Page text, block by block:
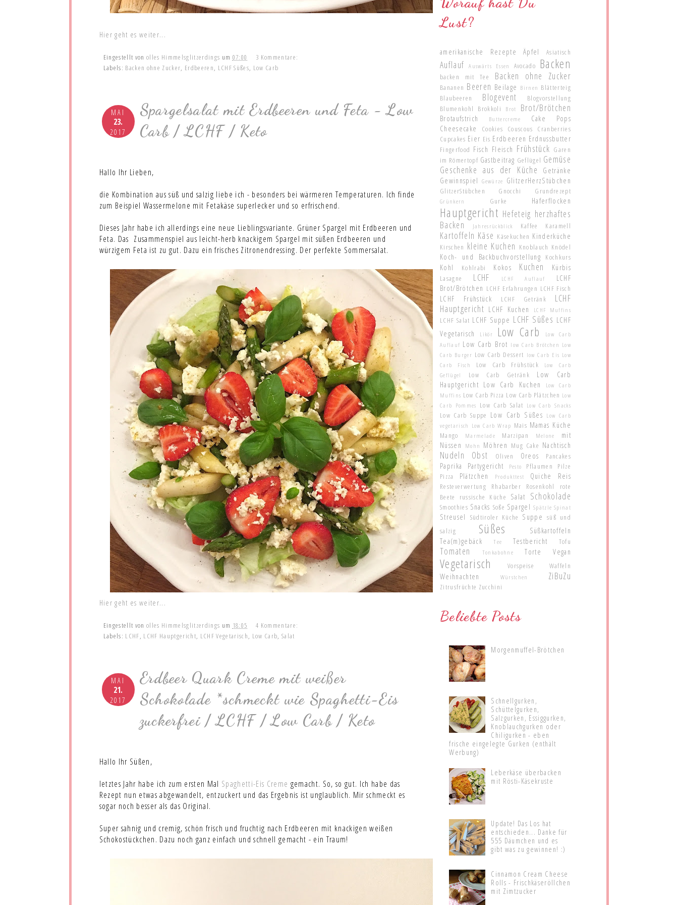
Hier geht es weiter...
Eingestellt von olles Himmelsglitzerdings um 07:00
3 Kommentare:
Labels: Backen ohne Zucker, Erdbeeren, LCHF Süßes, Low Carb
MAI
23.
2017
Spargelsalat mit Erdbeeren und Feta - Low
Carb / LCHF / Keto
Hallo Ihr Lieben,
die Kombination aus süß und salzig liebe ich - besonders bei wärmeren Temperaturen. Ich finde
zum Beispiel Wassermelone mit Fetakäse superlecker und so erfrischend.
Dieses Jahr habe ich allerdings eine neue Lieblingsvariante. Grüner Spargel mit Erdbeeren und
Feta. Das Zusammenspiel aus leicht-herb knackigem Spargel mit süßen Erdbeeren und
würzigem Feta ist zu gut. Dazu ein frisches Zitronendressing. Der perfekte Sommersalat.
Hier geht es weiter...
Eingestellt von olles Himmelsglitzerdings um 18:05
4 Kommentare:
Labels: LCHF, LCHF Hauptgericht, LCHF Vegetarisch, Low Carb,Salat
MAI
21.
2017
Erdbeer Quark Creme mit weißer
Schokolade *schmeckt wie Spaghetti-Eis
zuckerfrei / LCHF / Low Carb / Keto
Hallo Ihr Süßen,
letztes Jahr habe ich zum ersten Mal Spaghetti-Eis Creme gemacht. So, so gut. Ich habe das
Rezept nun etwas abgewandelt, entzuckert und das Ergebnis ist unglaublich. Mir schmeckt es
sogar noch besser als das Original.
Super sahnig und cremig, schön frisch und fruchtig nach Erdbeeren mit knackigen weißen
Schokostückchen. Dazu noch ganz einfach und schnell gemacht - ein Traum!
Lust?
amerikanische Rezepte Äpfel Asiatisch
Auflauf Auswärts Essen Avocado Backen
backen mit Tee Backen ohne Zucker
Bananen Beeren Beilage Birnen Blätterteig
Blaubeeren
Blogevent
Blogvorstellung
Blumenkohl
Brokkoli Brot Brot/Brötchen
Brotaufstrich Buttercreme
Cake Pops
Cheesecake
Cookies Couscous
Cranberries
Cupcakes Eier Eis Erdbeeren Erdnussbutter
Fingerfood Fisch Fleisch Frühstück Garen
im Römertopf Gastbeitrag Geflügel Gemüse
Geschenke aus der Küche
Getränke
Gewinnspiel Gewürze GlitzerHerzStübchen
GlitzerStübchen Gnocchi Grundrezept
Grünkern Gurke Haferflocken
Hauptgericht Hefeteig herzhaftes
Backen
Jahresrückblick Kaffee Karamell
Kartoffeln Käse Käsekuchen Kinderküche
Kirschen kleine Kuchen Knoblauch Knödel
Koch- und Backbuchvorstellung Kochkurs
Kohl Kohlrabi Kokos Kuchen Kürbis
Lasagne LCHF LCHF Auflauf
LCHF
Brot/Brötchen LCHF Erfahrungen LCHF Fisch
LCHF Frühstück LCHF Getränk
LCHF
Hauptgericht LCHF Kuchen LCHF Muffins
LCHF Salat LCHF Suppe LCHF Süßes LCHF
Vegetarisch
Likör Low Carb
Low Carb
Auflauf Low Carb Brot low Carb Brötchen Low
Carb Burger Low Carb Dessert low Carb Eis Low
Carb Fisch
Low Carb Frühstück
Low Carb
Geflügel
Low Carb Getränk
Low Carb
Hauptgericht Low Carb Kuchen
Low Carb
Muffins Low Carb Pizza Low Carb Plätzchen Low
Carb Pommes Low Carb Salat Low Carb Snacks
Low Carb Suppe Low Carb Süßes Low Carb
vegetarisch Low Carb Wrap Mais Mamas Küche
Mango Marmelade Marzipan Melone
mit
Nüssen
Mohn Möhren Mug Cake Nachtisch
Nudeln Obst Oliven Oreos Pancakes
Paprika Partygericht Pesto Pflaumen
Pilze
Pizza
Plätzchen Produkttest Quiche Reis
Resteverwertung Rhabarber Rosenkohl
rote
Beete
russische Küche Salat Schokolade
Smoothies Snacks Soße Spargel Spätzle Spinat
Streusel Südtiroler Küche Suppe süß und
salzig
Süßes
Süßkartoffeln
Tea(m)gebäck
Tee Testbericht Tofu
Tomaten Tonkabohne Torte Vegan
Vegetarisch Vorspeise Waffeln
Weihnachten Würstchen ZiBuZu
Zitrusfrüchte Zucchini
Beliebte Posts
Morgenmuffel-Brötchen
Schnellgurken,
Schüttelgurken,
Salzgurken, Essiggurken,
Knoblauchgurken oder
Chiligurken - eben
frische eingelegte Gurken (enthält
Werbung)
Leberkäse überbacken
mit Rösti-Käsekruste
Update! Das Los hat
entschieden... Danke für
555 Däumchen und es
gibt was zu gewinnen! :)
Cinnamon Cream Cheese
Rolls - Frischkäseröllchen
mit Zimtzucker